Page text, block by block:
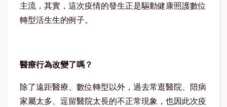
主流，其實，這次疫情的發生正是驅動健康照護數位
轉型活生生的例子。
醫療行為改變了嗎？
除了遠距醫療、數位轉型以外，過去常逛醫院、陪病
家屬太多、逗留醫院太長的不正常現象，也因此次疫